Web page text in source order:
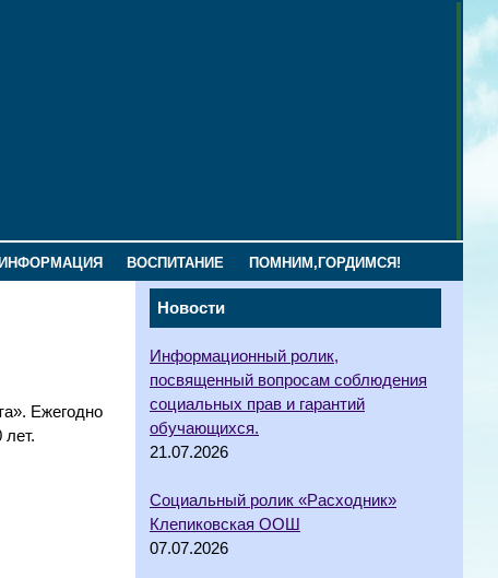
ВОСПИТАНИЕ ПОМНИМ,ГОРДИМСЯ!
Новости
Информационный ролик,
посвященный вопросам соблюдения
социальных прав и гарантий
обучающихся.
21.07.2026
Социальный ролик «Расходник»
Клепиковская ООШ
07.07.2026
Ежегодно